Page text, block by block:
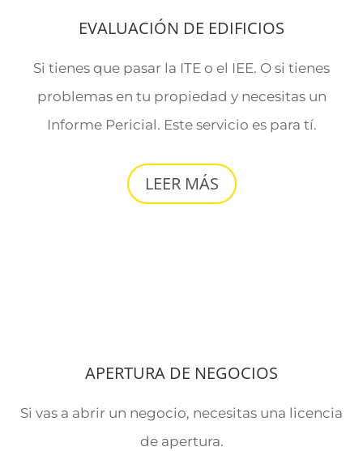
EVALUACIÓN DE EDIFICIOS
Si tienes que pasar la ITE o el IEE. O si tienes
problemas en tu propiedad y necesitas un
Informe Pericial. Este servicio es para tí.
LEER MÁS
APERTURA DE NEGOCIOS
Si vas a abrir un negocio, necesitas una licencia
de apertura.